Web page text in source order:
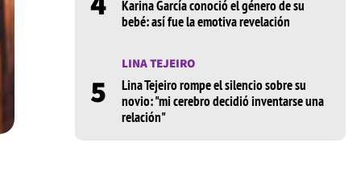
Karina García conoció el género de su
bebé: así fue la emotiva revelación
5
LINA TEJEIRO
Lina Tejeiro rompe el silencio sobre su
novio: "mi cerebro decidió inventarse una
relación"